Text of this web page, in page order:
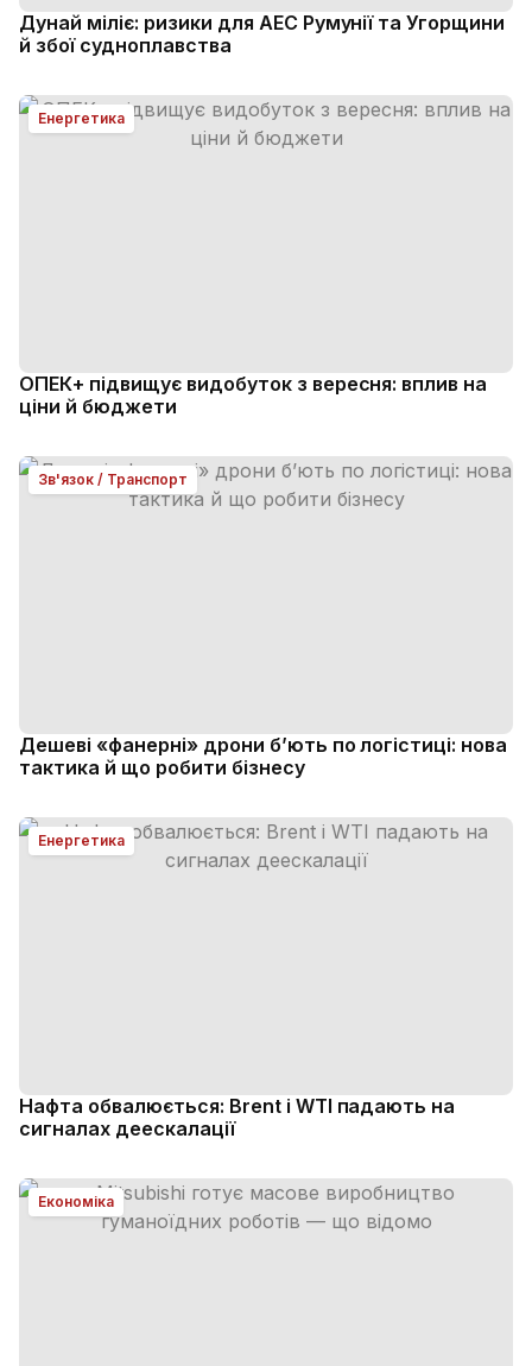
Дунай міліє: ризики для АЕС Румунії та Угорщини
й збої судноплавства
Енергетика
ОПЕК+ підвищує видобуток з вересня: вплив на
ціни й бюджети
Зв'язок / Транспорт
Дешеві «фанерні» дрони б’ють по логістиці: нова
тактика й що робити бізнесу
Енергетика
Нафта обвалюється: Brent і WTI падають на
сигналах деескалації
Економіка